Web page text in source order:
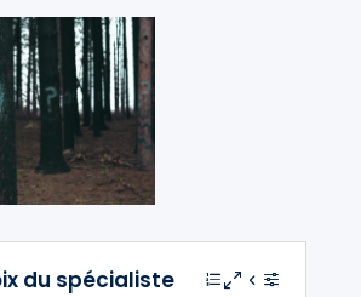
du spécialiste